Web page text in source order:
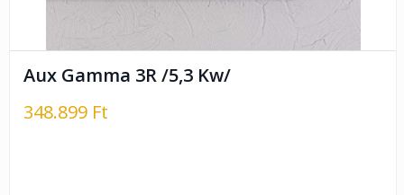
Aux Gamma 3R /5,3 Kw/
348.899 Ft